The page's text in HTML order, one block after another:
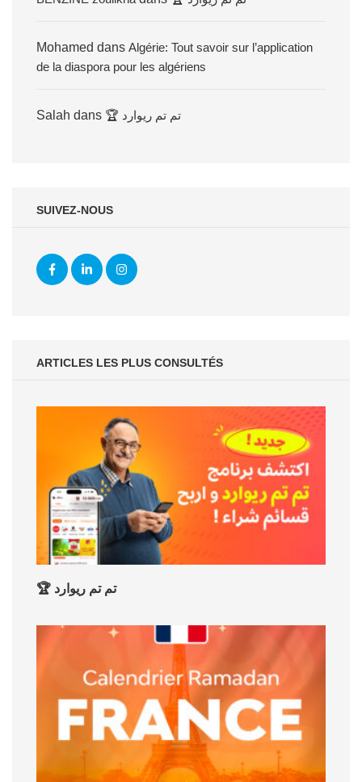
Mohamed dans Algérie: Tout savoir sur l’application
de la diaspora pour les algériens
Salah dans 🏆 تم تم ريوارد
SUIVEZ-NOUS
ARTICLES LES PLUS CONSULTÉS
🏆 تم تم ريوارد